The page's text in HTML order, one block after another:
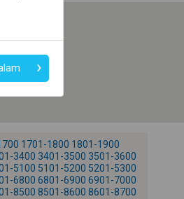
1701-1800 1801-1900
3400 3401-3500 3501-3600
5100 5101-5200 5201-5300
6800 6801-6900 6901-7000
8500 8501-8600 8601-8700